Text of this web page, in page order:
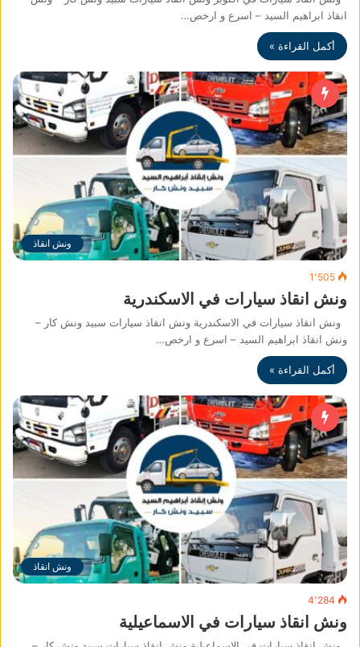
انقاذ ابراهيم السيد – اسرع و ارخص…
أكمل القراءة »
ونش انقاذ
1٬505
ونش انقاذ سيارات في الاسكندرية
ونش انقاذ سيارات في الاسكندرية ونش انقاذ سيارات سبيد ونش كار –
ونش انقاذ ابراهيم السيد – اسرع و ارخص…
أكمل القراءة »
ونش انقاذ
4٬284
ونش انقاذ سيارات في الاسماعيلية